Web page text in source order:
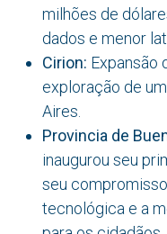
milhões de
dados e menor
Cirion: Expansão
exploração de
Aires.
Provincia de
inaugurou seu
seu
tecnológica e a